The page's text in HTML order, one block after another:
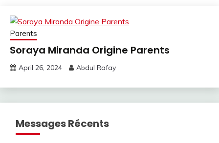
Parents
Soraya Miranda Origine Parents
April 26, 2024 Abdul Rafay
Messages Récents